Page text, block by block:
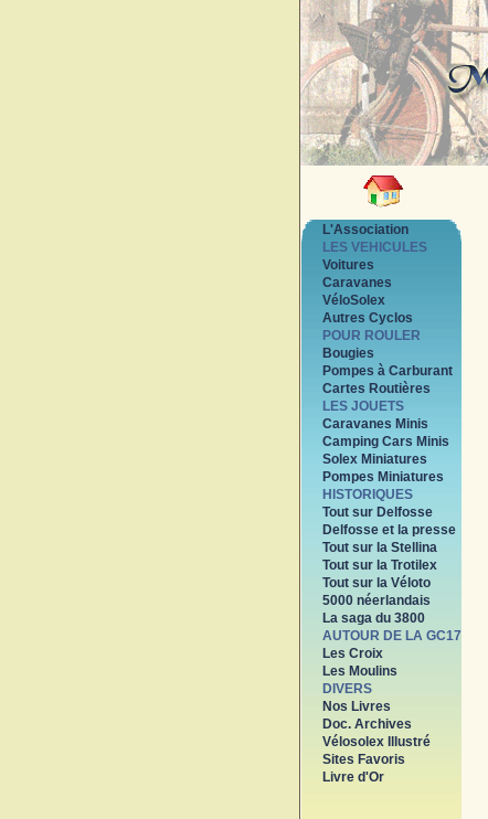
L'Association
LES VEHICULES
Voitures
Caravanes
VéloSolex
Autres Cyclos
POUR ROULER
Bougies
Pompes à Carburant
Cartes Routières
LES JOUETS
Caravanes Minis
Camping Cars Minis
Solex Miniatures
Pompes Miniatures
HISTORIQUES
Tout sur Delfosse
Delfosse et la presse
Tout sur la Stellina
Tout sur la Trotilex
Tout sur la Véloto
5000 néerlandais
La saga du 3800
AUTOUR DE LA GC17
Les Croix
Les Moulins
DIVERS
Nos Livres
Doc. Archives
Vélosolex Illustré
Sites Favoris
Livre d'Or